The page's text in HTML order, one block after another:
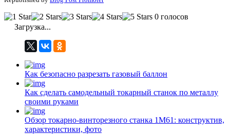
0 голосов
Загрузка...
Как безопасно разрезать газовый баллон
Как сделать самодельный токарный станок по металлу
своими руками
Обзор токарно-винторезного станка 1М61: конструктив,
характеристики, фото